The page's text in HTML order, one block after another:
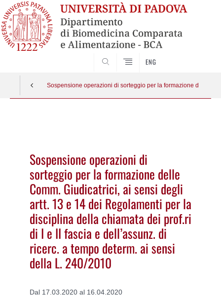
ENG
Sospensione operazioni di sorteggio per la formazione delle
Sospensione operazioni di
sorteggio per la formazione delle
Comm. Giudicatrici, ai sensi degli
artt. 13 e 14 dei Regolamenti per la
disciplina della chiamata dei prof.ri
di I e II fascia e dell’assunz. di
ricerc. a tempo determ. ai sensi
della L. 240/2010
Dal 17.03.2020 al 16.04.2020